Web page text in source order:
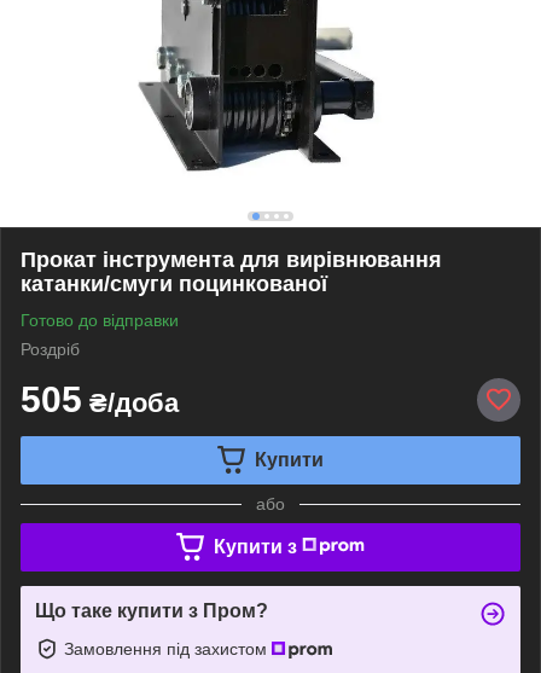
Прокат інструмента для вирівнювання
катанки/смуги поцинкованої
Готово до відправки
Роздріб
505 ₴/доба
Купити
або
Купити з
Що таке купити з Пром?
Замовлення під захистом